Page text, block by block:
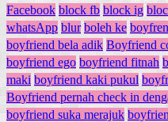
Facebook block fb block ig
whatsApp blur boleh ke
boyfriend bela adik Boyfriend
boyfriend ego boyfriend fitnah
maki boyfriend kaki pukul
Boyfriend pernah check in
boyfriend suka merajuk